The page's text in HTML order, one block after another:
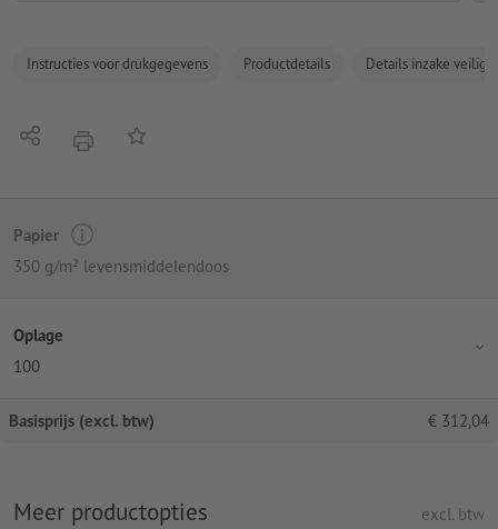
Instructies voor drukgegevens Productdetails Details inzake
Delen afdrukkenOp de lijst
Papier
350 g/m² levensmiddelendoos
Oplage
100
Basisprijs (excl. btw) € 312,04
Meer productopties excl. btw